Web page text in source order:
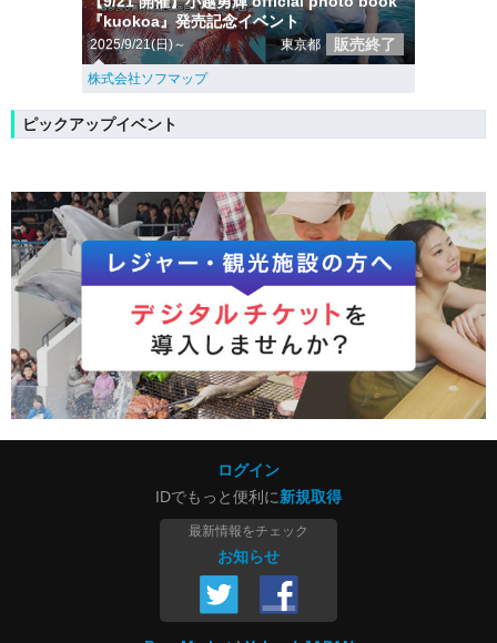
『kuokoa』発売記念イベント
2025/9/21(日)～ 東京都 販売終了
株式会社ソフマップ
ピックアップイベント
ログイン
IDでもっと便利に新規取得
最新情報をチェック
お知らせ